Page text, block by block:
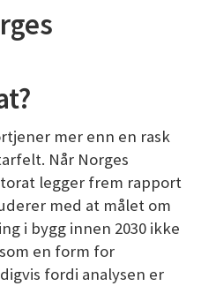
mer enn en rask
Når Norges
legger frem rapport
med at målet om
i bygg innen 2030 ikke
en form for
fordi analysen er